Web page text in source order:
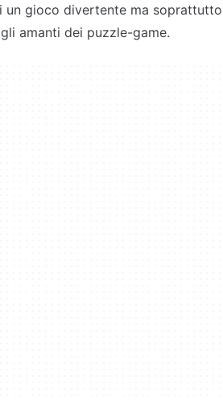
un gioco divertente ma soprattutto
amanti dei puzzle-game.